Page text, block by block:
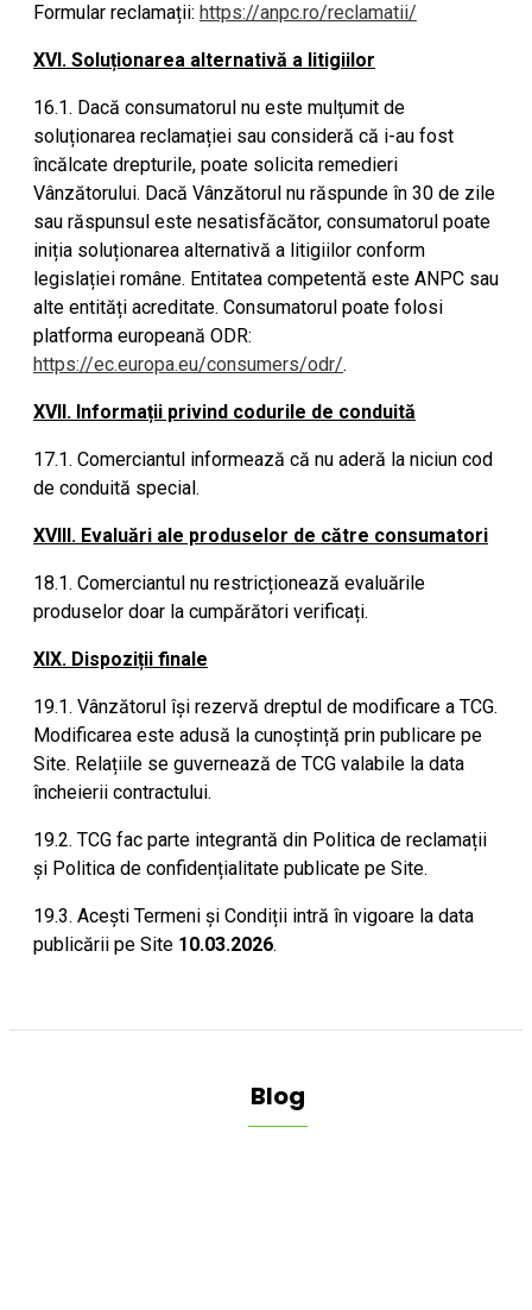
Formular reclamații: https://anpc.ro/reclamatii/
XVI. Soluționarea alternativă a litigiilor
16.1. Dacă consumatorul nu este mulțumit de
soluționarea reclamației sau consideră că i-au fost
încălcate drepturile, poate solicita remedieri
Vânzătorului. Dacă Vânzătorul nu răspunde în 30 de zile
sau răspunsul este nesatisfăcător, consumatorul poate
iniția soluționarea alternativă a litigiilor conform
legislației române. Entitatea competentă este ANPC sau
alte entități acreditate. Consumatorul poate folosi
platforma europeană ODR:
https://ec.europa.eu/consumers/odr/.
XVII. Informații privind codurile de conduită
17.1. Comerciantul informează că nu aderă la niciun cod
de conduită special.
XVIII. Evaluări ale produselor de către consumatori
18.1. Comerciantul nu restricționează evaluările
produselor doar la cumpărători verificați.
XIX. Dispoziții finale
19.1. Vânzătorul își rezervă dreptul de modificare a TCG.
Modificarea este adusă la cunoștință prin publicare pe
Site. Relațiile se guvernează de TCG valabile la data
încheierii contractului.
19.2. TCG fac parte integrantă din Politica de reclamații
și Politica de confidențialitate publicate pe Site.
19.3. Acești Termeni și Condiții intră în vigoare la data
publicării pe Site 10.03.2026.
Blog